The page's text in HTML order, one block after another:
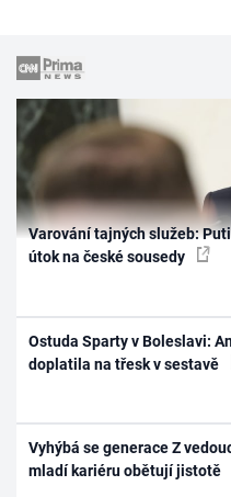
Varování tajných služeb:
útok na české sousedy
Ostuda Sparty v Boleslavi:
doplatila na třesk v sestavě
Vyhýbá se generace Z
mladí kariéru obětují jistotě